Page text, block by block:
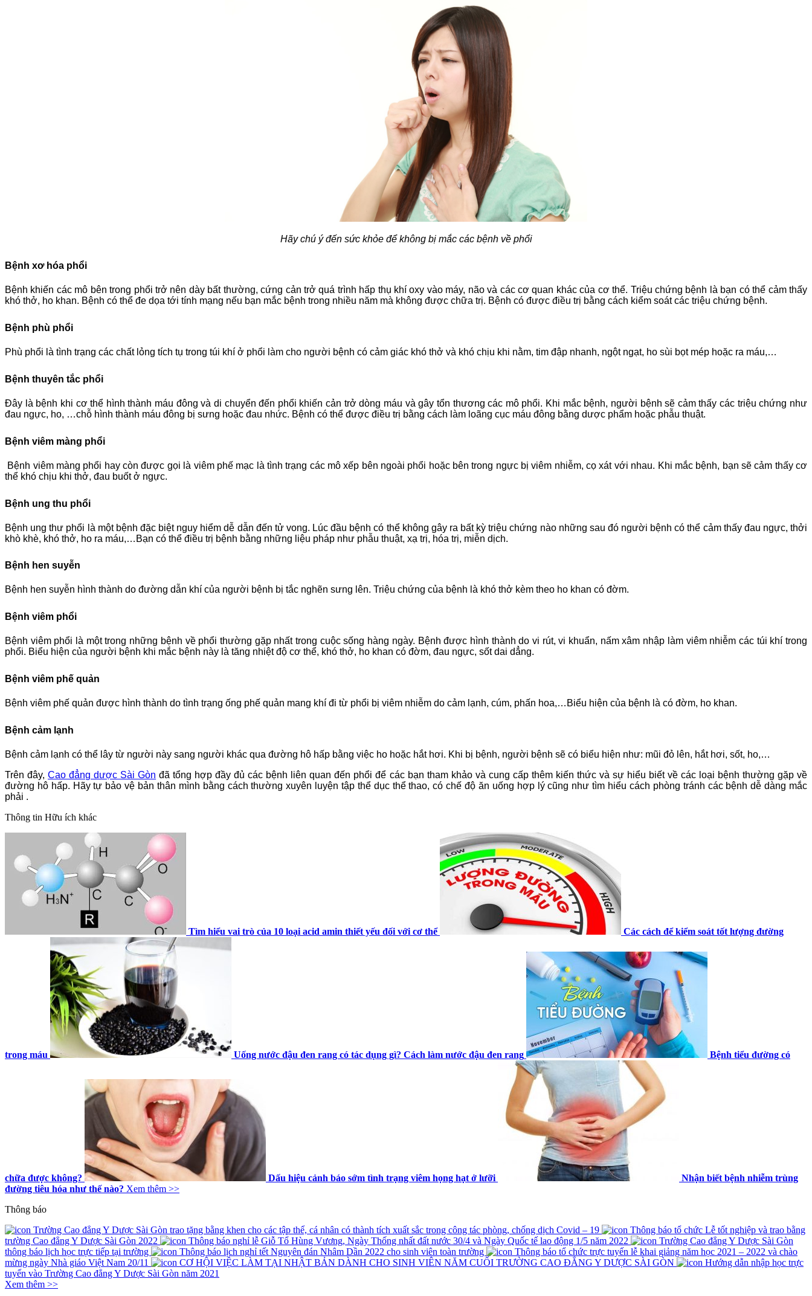
Hãy chú ý đến sức khỏe để không bị mắc các bệnh về phổi
Bệnh xơ hóa phổi
Bệnh khiến các mô bên trong phổi trở nên dày bất thường, cứng cản trở quá trình hấp thụ khí oxy vào máy, não và các cơ quan khác của cơ thể. Triệu chứng bệnh là bạn có thể cảm thấy
khó thở, ho khan. Bệnh có thể đe dọa tới tính mạng nếu bạn mắc bệnh trong nhiều năm mà không được chữa trị. Bệnh có được điều trị bằng cách kiểm soát các triệu chứng bệnh.
Bệnh phù phổi
Phù phổi là tình trạng các chất lỏng tích tụ trong túi khí ở phổi làm cho người bệnh có cảm giác khó thở và khó chịu khi nằm, tim đập nhanh, ngột ngạt, ho sùi bọt mép hoặc ra máu,…
Bệnh thuyên tắc phổi
Đây là bệnh khi cơ thể hình thành máu đông và di chuyển đến phổi khiến cản trở dòng máu và gây tổn thương các mô phổi. Khi mắc bệnh, người bệnh sẽ cảm thấy các triệu chứng như
đau ngực, ho, …chỗ hình thành máu đông bị sưng hoặc đau nhức. Bệnh có thể được điều trị bằng cách làm loãng cục máu đông bằng dược phẩm hoặc phẫu thuật.
Bệnh viêm màng phổi
Bệnh viêm màng phổi hay còn được gọi là viêm phế mạc là tình trạng các mô xếp bên ngoài phổi hoặc bên trong ngực bị viêm nhiễm, cọ xát với nhau. Khi mắc bệnh, bạn sẽ cảm thấy cơ
thể khó chịu khi thở, đau buốt ở ngực.
Bệnh ung thu phổi
Bệnh ung thư phổi là một bệnh đặc biệt nguy hiểm dễ dẫn đến tử vong. Lúc đầu bệnh có thể không gây ra bất kỳ triệu chứng nào những sau đó người bệnh có thể cảm thấy đau ngực, thởi
khò khè, khó thở, ho ra máu,…Bạn có thể điều trị bệnh bằng những liệu pháp như phẫu thuật, xạ trị, hóa trị, miễn dịch.
Bệnh hen suyễn
Bệnh hen suyễn hình thành do đường dẫn khí của người bệnh bị tắc nghẽn sưng lên. Triệu chứng của bệnh là khó thở kèm theo ho khan có đờm.
Bệnh viêm phổi
Bệnh viêm phổi là một trong những bệnh về phổi thường gặp nhất trong cuộc sống hàng ngày. Bệnh được hình thành do vi rút, vi khuẩn, nấm xâm nhập làm viêm nhiễm các túi khí trong
phổi. Biểu hiện của người bệnh khi mắc bệnh này là tăng nhiệt độ cơ thể, khó thở, ho khan có đờm, đau ngực, sốt dai dẳng.
Bệnh viêm phế quản
Bệnh viêm phế quản được hình thành do tình trạng ống phế quản mang khí đi từ phổi bị viêm nhiễm do cảm lạnh, cúm, phấn hoa,…Biểu hiện của bệnh là có đờm, ho khan.
Bệnh cảm lạnh
Bệnh cảm lạnh có thể lây từ người này sang người khác qua đường hô hấp bằng việc ho hoặc hắt hơi. Khi bị bệnh, người bệnh sẽ có biểu hiện như: mũi đỏ lên, hắt hơi, sốt, ho,…
Trên đây,Cao đẳng dược Sài Gòn đã tổng hợp đầy đủ các bệnh liên quan đến phổi để các bạn tham khảo và cung cấp thêm kiến thức và sự hiểu biết về các loại bệnh thường gặp về
đường hô hấp. Hãy tự bảo vệ bản thân mình bằng cách thường xuyên luyện tập thể dục thể thao, có chế độ ăn uống hợp lý cũng như tìm hiểu cách phòng tránh các bệnh dễ dàng mắc
phải .
Thông tin Hữu ích khác
Tìm hiểu vai trò của 10 loại acid amin thiết yếu đối với cơ thể Các cách để kiểm soát tốt lượng đường
trong máu Uống nước đậu đen rang có tác dụng gì? Cách làm nước đậu đen rang Bệnh tiểu đường có
chữa được không? Dấu hiệu cảnh báo sớm tình trạng viêm họng hạt ở lưỡi
Nhận biết bệnh nhiễm trùng
đường tiêu hóa như thế nào? Xem thêm >>
Thông báo
Trường Cao đẳng Y Dược Sài Gòn trao tặng bằng khen cho các tập thể, cá nhân có thành tích xuất sắc trong công tác phòng, chống dịch Covid – 19
Thông báo tổ chức Lễ tốt nghiệp và trao bằng
trường Cao đẳng Y Dược Sài Gòn 2022
Thông báo nghỉ lễ Giỗ Tổ Hùng Vương, Ngày Thống nhất đất nước 30/4 và Ngày Quốc tế lao động 1/5 năm 2022
Trường Cao đẳng Y Dược Sài Gòn
thông báo lịch học trực tiếp tại trường
Thông báo lịch nghỉ tết Nguyên đán Nhâm Dần 2022 cho sinh viên toàn trường
Thông báo tổ chức trực tuyến lễ khai giảng năm học 2021 – 2022 và chào
mừng ngày Nhà giáo Việt Nam 20/11
CƠ HỘI VIỆC LÀM TẠI NHẬT BẢN DÀNH CHO SINH VIÊN NĂM CUỐI TRƯỜNG CAO ĐẲNG Y DƯỢC SÀI GÒN
Hướng dẫn nhập học trực
tuyến vào Trường Cao đẳng Y Dược Sài Gòn năm 2021
Xem thêm >>